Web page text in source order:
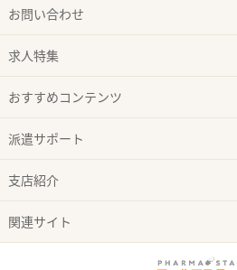
お問い合わせ
求人特集
おすすめコンテンツ
派遣サポート
支店紹介
関連サイト